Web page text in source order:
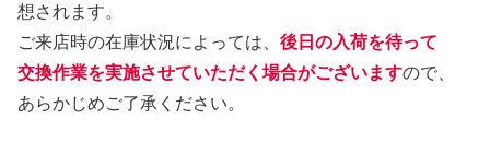
想されます。
ご来店時の在庫状況によっては、 後日の入荷を待って
交換作業を実施させていただく場合がございますので、
あらかじめご了承ください。